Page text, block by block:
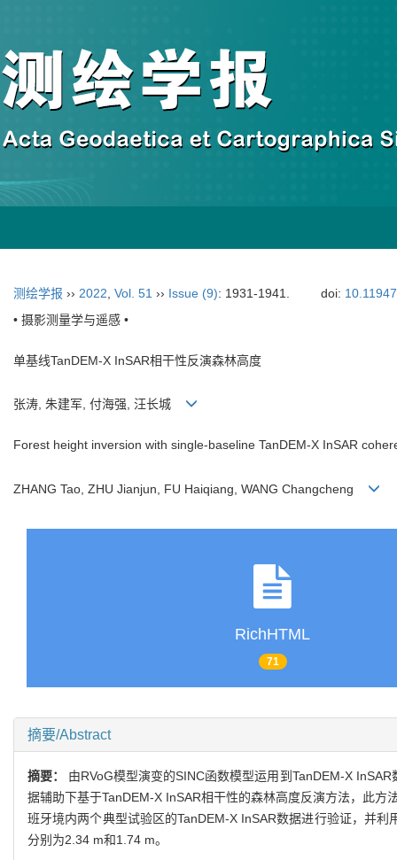
测绘学报 ›› 2022 Vol. 51 ›› Issue (9): 1931-1941. doi:
• 摄影测量学与遥感 •
单基线TanDEM-X InSAR相干性反演森林高度
张涛, 朱建军, 付海强, 汪长城
Forest height inversion with single-baseline TanDEM-X InSAR
ZHANG Tao, ZHU Jianjun, FU Haiqiang, WANG Changcheng
RichHTML
71
摘要/Abstract
摘要： 由RVoG模型演变的SINC函数模型运用到TanDEM-X
据辅助下基于TanDEM-X InSAR相干性的森林高度反演方法，此
班牙境内两个典型试验区的TanDEM-X InSAR数据进行验证，并
分别为2.34 m和1.74 m。